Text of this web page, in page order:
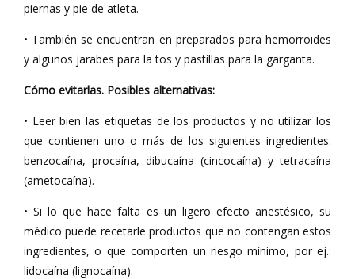
piernas y pie de atleta.
• También se encuentran en preparados para hemorroides
y algunos jarabes para la tos y pastillas para la garganta.
Cómo evitarlas. Posibles alternativas:
• Leer bien las etiquetas de los productos y no utilizar los
que contienen uno o más de los siguientes ingredientes:
benzocaína, procaína, dibucaína (cincocaína) y tetracaína
(ametocaína).
• Si lo que hace falta es un ligero efecto anestésico, su
médico puede recetarle productos que no contengan estos
ingredientes, o que comporten un riesgo mínimo, por ej.:
lidocaína (lignocaína).